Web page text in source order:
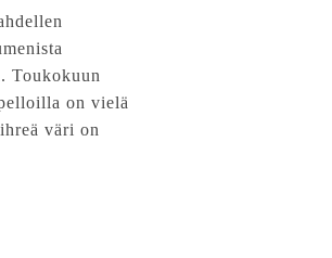
Toukokuun
on vielä
väri on